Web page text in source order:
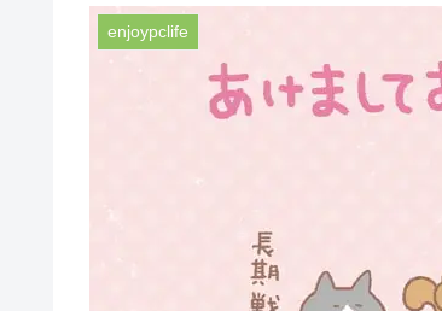
enjoypclife